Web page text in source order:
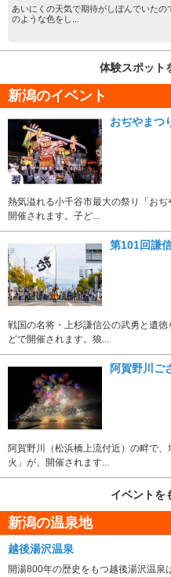
あいにくの天気で期待がしぼんでいた
のような色をし...
体験スポット
新潟のイベント
おぢやまつ
熱気溢れる小千谷市最大の祭り「お
開催されます。子ど...
第101回謙
戦国の名将・上杉謙信公の武勇と遺
どで開催されます。狼...
阿賀野川ご
阿賀野川（松浜橋上流付近）の畔で
火」が、開催されます...
イベントを
新潟の温泉地
越後湯沢温泉
開湯800年の歴史をもつ越後湯沢温泉